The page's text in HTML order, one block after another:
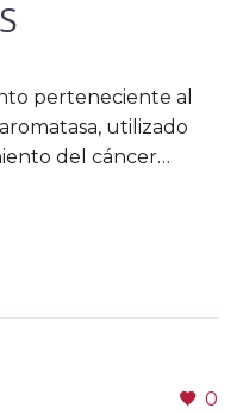
perteneciente al
utilizado
del cáncer…
0